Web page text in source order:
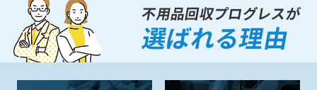
不用品回収プログレスが
選ばれる理由